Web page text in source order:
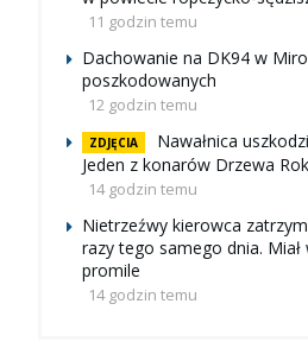
11 godzin temu
Dachowanie na DK94 w
poszkodowanych
12 godzin temu
ZDJĘCIA
Nawałnica
Jeden z konarów Drzewa
14 godzin temu
Nietrzeźwy kierowca
razy tego samego dnia.
promile
14 godzin temu